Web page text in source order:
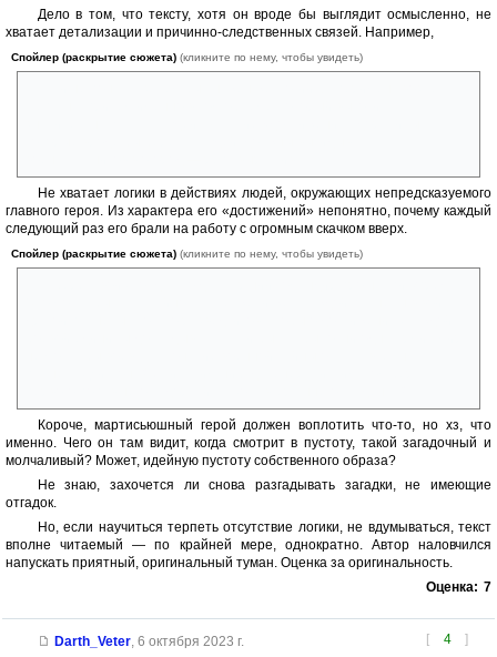
Дело в том, что тексту, хотя он вроде бы выглядит осмысленно, не
хватает детализации и причинно-следственных связей. Например,
Спойлер (раскрытие сюжета) (кликните по нему, чтобы увидеть)
Не хватает логики в действиях людей, окружающих непредсказуемого
главного героя. Из характера его «достижений» непонятно, почему каждый
следующий раз его брали на работу с огромным скачком вверх.
Спойлер (раскрытие сюжета) (кликните по нему, чтобы увидеть)
Короче, мартисьюшный герой должен воплотить что-то, но хз, что
именно. Чего он там видит, когда смотрит в пустоту, такой загадочный и
молчаливый? Может, идейную пустоту собственного образа?
Не знаю, захочется ли снова разгадывать загадки, не имеющие
отгадок.
Но, если научиться терпеть отсутствие логики, не вдумываться, текст
вполне читаемый — по крайней мере, однократно. Автор наловчился
напускать приятный, оригинальный туман. Оценка за оригинальность.
Оценка: 7
[ 4 ]
Darth_Veter, 6 октября 2023 г.